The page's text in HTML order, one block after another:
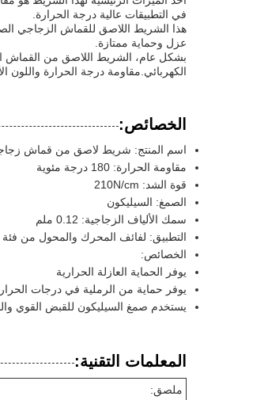
في التطبيقات عالية درجة الحرارة.
عزل وحماية ممتازة.
بشكل عام، الشريط اللاصق من القماش
الكهربائي.مقاومة درجة الحرارة واللون
الخصائص:
اسم المنتج: شريط لاصق من قماش
مقاومة الحرارة: 180 درجة مئوية
قوة الشد: 210N/cm
الصمغ: السيليكون
سمك الألياف الزجاجية: 0.12 ملم
التطبيق: لفائف المحرك والمحول من فئة H
الخصائص:
يوفر الحماية العازلة الحرارية
يوفر حماية من الرملية في درجات الحرارة
يستخدم صمغ السيليكون للقبض القوي
المعلمات التقنية:
ملصق: